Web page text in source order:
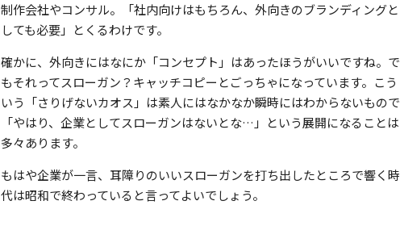
制作会社やコンサル。「社内向けはもちろん、外向きのブランディングと
しても必要」とくるわけです。
確かに、外向きにはなにか「コンセプト」はあったほうがいいですね。で
もそれってスローガン？キャッチコピーとごっちゃになっています。こう
いう「さりげないカオス」は素人にはなかなか瞬時にはわからないもので
「やはり、企業としてスローガンはないとな…」という展開になることは
多々あります。
もはや企業が一言、耳障りのいいスローガンを打ち出したところで響く時
代は昭和で終わっていると言ってよいでしょう。